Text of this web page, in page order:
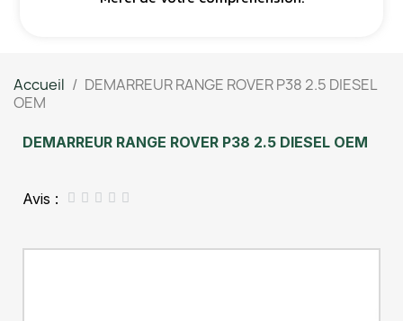
Accueil
DEMARREUR RANGE ROVER P38 2.5 DIESEL
OEM
DEMARREUR RANGE ROVER P38 2.5 DIESEL OEM
Avis :     